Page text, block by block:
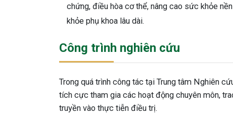
chứng, điều hòa cơ thể, nâng cao sức khỏe
khỏe phụ khoa lâu dài.
Công trình nghiên cứu
Trong quá trình công tác tại Trung tâm Nghiên
tích cực tham gia các hoạt động chuyên môn,
truyền vào thực tiễn điều trị.